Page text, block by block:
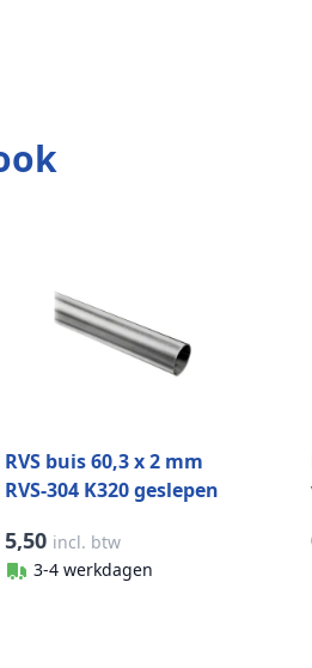
RVS buis 60,3 x 2 mm
RVS-304 K320 geslepen
5,50 incl. btw
3-4 werkdagen